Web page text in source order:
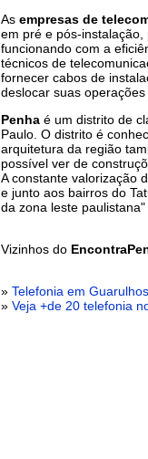
As empresas de
em pré e pós-
funcionando com a
técnicos de
fornecer cabos de
deslocar suas
Penha é um distrito de
Paulo. O distrito é
arquitetura da região
possível ver de
A constante valorização
e junto aos bairros do
da zona leste
Vizinhos do
» Telefonia em Guarulhos
» Veja +de 20 telefonia